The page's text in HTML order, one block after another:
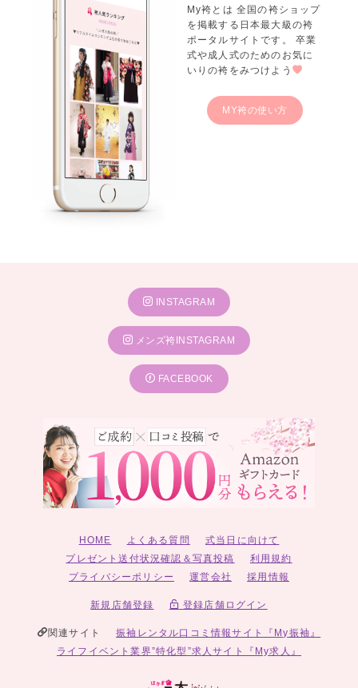
My袴とは 全国の袴ショップ
を掲載する日本最大級の袴
ポータルサイトです。 卒業
式や成人式のためのお気に
いりの袴をみつけよう
MY袴の使い方
INSTAGRAM
メンズ袴INSTAGRAM
FACEBOOK
HOME よくある質問
式当日に向けて
プレゼント送付状況確認＆写真投稿
利用規約
プライバシーポリシー
運営会社 採用情報
新規店舗登録 登録店舗ログイン
関連サイト
振袖レンタル口コミ情報サイト『My振袖』
ライフイベント業界”特化型”求人サイト『My求人』